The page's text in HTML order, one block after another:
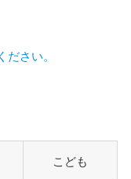
ださい。
こども